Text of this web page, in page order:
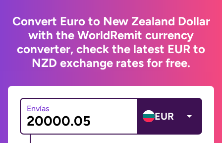
Convert Euro to New Zealand Dollar
with the WorldRemit currency
converter, check the latest EUR to
NZD exchange rates for free.
Envías
EUR